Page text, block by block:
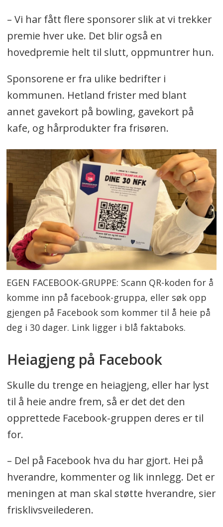
Link til facebook-gruppen:
https://www.facebook.com/groups/
– Vi har fått flere sponsorer slik at vi trekker
premie hver uke. Det blir også en
hovedpremie helt til slutt, oppmuntrer hun.
Sponsorene er fra ulike bedrifter i
kommunen. Hetland frister med blant
annet gavekort på bowling, gavekort på
kafe, og hårprodukter fra frisøren.
EGEN FACEBOOK-GRUPPE: Scann QR-koden for å
komme inn på facebook-gruppa, eller søk opp
gjengen på Facebook som kommer til å heie på
deg i 30 dager. Link ligger i blå faktaboks.
Heiagjeng på Facebook
Skulle du trenge en heiagjeng, eller har lyst
til å heie andre frem, så er det det den
opprettede Facebook-gruppen deres er til
for.
– Del på Facebook hva du har gjort. Hei på
hverandre, kommenter og lik innlegg. Det er
meningen at man skal støtte hverandre, sier
frisklivsveilederen.